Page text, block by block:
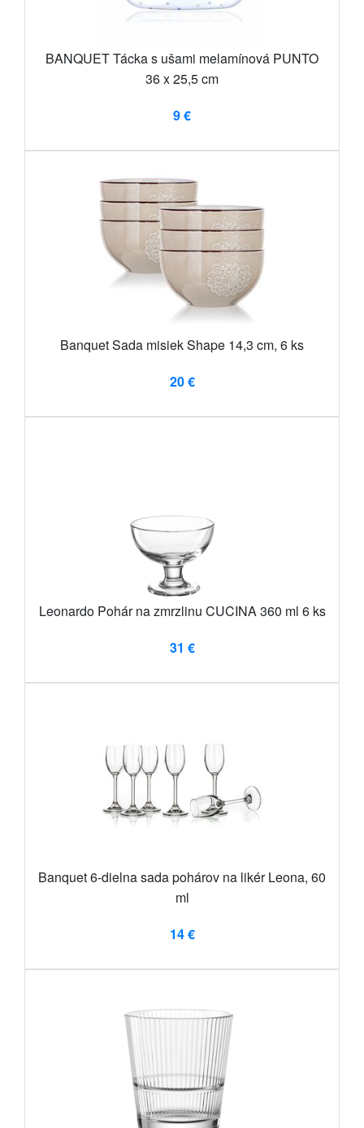
BANQUET Tácka s ušami melamínová PUNTO
36 x 25,5 cm
9 €
Banquet Sada misiek Shape 14,3 cm, 6 ks
20 €
Leonardo Pohár na zmrzlinu CUCINA 360 ml 6 ks
31 €
Banquet 6-dielna sada pohárov na likér Leona, 60
ml
14 €